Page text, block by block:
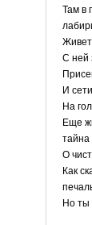
Там в
Живет
С ней
И
На
Еще
тайна
О
Как
Но ты